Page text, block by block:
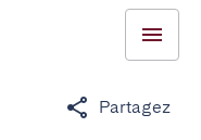
Partagez